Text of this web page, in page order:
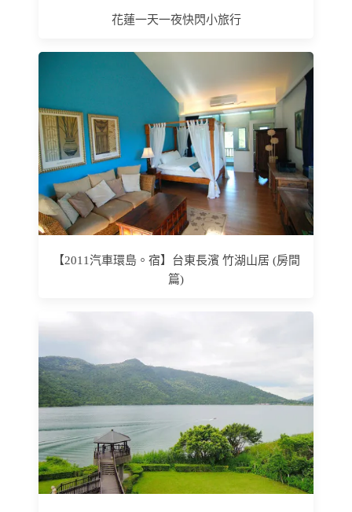
花蓮一天一夜快閃小旅行
【2011汽車環島。宿】台東長濱 竹湖山居 (房間
篇)